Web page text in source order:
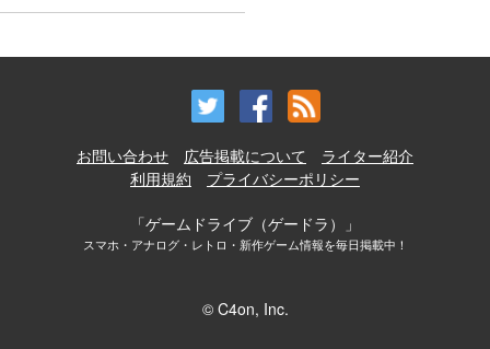
お問い合わせ 広告掲載について
ライター紹介
利用規約
プライバシーポリシー
「ゲームドライブ（ゲードラ）」
スマホ・アナログ・レトロ・新作ゲーム情報を毎日掲載中！
© C4on, Inc.